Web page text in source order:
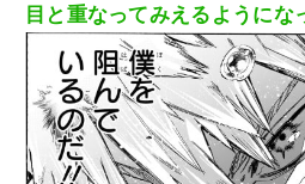
目と重なってみえるようにな